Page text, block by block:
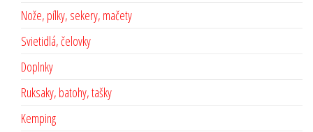
Nože, pílky, sekery, mačety
Svietidlá, čelovky
Doplnky
Ruksaky, batohy, tašky
Kemping